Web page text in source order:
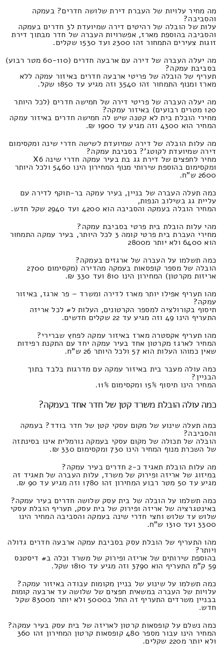
מה מחיר עלויות של העברת דירת שלושה חדרים? בעמקה
והסביבה?
עלות של הובלה של רהיטים דירה שמיועדת ל3 חדרים בעמקה
והסביבה בהוספת מארז, אפשרויות העברה של חדר מבתוך דירת
זוגות צעירים התמחור זהו 2300 ועד 1530 שקלים.
מה יעלה העברה של דירה עם ארבעה חדרים (60-110 מטר רבוע)
בסביבת עמקה?
תעריף של הובלה של פריטי ארבעה חדרים באיזור עמקה ללא
מארז ומנוף התמחור זהו 3540 וזה מגיע עד 1850 שקל.
מה יעלה העברה של פריטי דירה של חמישה חדרים (לכל היותר
120 מטרים רבועים) באיזור עמקה?
מחירי הובלת בית לא קטנה שיש לה חמישה חדרים באיזור עמקה
המחיר הוא 4300 וזה מגיע עד 1900 ₪.
מה עלות הובלה של דירה שמיועדת לשישה חדרי שינה ומקסימום
דירה שמיועדת לקוטג'? בסביבת עמקה?
מחיר לחפצים של דירת גג בת בעיר עמקה חדרי שינה X6
ומקסימום בהוספת שירותי מנוף המחירון הינו 5460 ולכל היותר
2600 ש"ח.
כמה תעלה העברה של בניין, בעיר עמקה בר-תוקף לדירה עם
עליית גג בשילוב הנפות,
המחיר הובלה בעמקה והסביבה הוא 4200 ועד 2940 שקל חדש.
מהי עלות הובלת בית פרטי בסביבת עמקה?
מחירי העברת בית פרטי קומה 3 לכל היותר, בעיר עמקה התמחור
הוא 6400 ולא יותר מ2800
כמה תשלמו על העברה של ארגזים בעמקה?
הובלה של מספר קופסאות בעמקה מהדירה (מקסימום 2700
אריזות מקרטון) המחירון הינו 810 ועד 330 ₪.
מהו תעריף אפילו יותר מארז לדירה ומשרד – פר ארגז, באיזור
עמקה?
תיסוף בקורולציה למספר הקרטונים, העלות ל# לכל אריזה
התעריף הינו 49 וזה מגיע עד 22 שקלים חדשים.
מהו תעריף אקסטרה מארז באיזור עמקה לפחץ שברירי?
המחיר לארגז מקרטון אחד בעיר עמקה יחד עם התקנת רפידות
שאין כמוהו העלות הוא 57 ולכל היותר 26 ש"ח.
כמה עולה מעבר בית באיזור עמקה עם מדרגות בלבד בתוך
הבניין?
המחיר הינו תיסוף 15% ומקסימום 11%.
כמה עולה הובלת משרד קטן של חדר אחד בעמקה?
כמה תעלה שינוע של מקום עסקי קטן של חדר בודד? בעמקה
והסביבה?
הובלה של תכולה של מקום עסקי בעמקה נורמלית אינו בסינתזה
של השכרת מנוף המחיר הינו 730 ומקסימום 330 ₪.
מה עלות הובלת תאגיד כ-2 חדרים בעיר עמקה?
במיזוג של אריזה ופירוק של משרד, עלות העברה של תאגיד זה
מגיע עד 50 מטר רבוע המחירון זהו 1780 וזה מגיע עד 90 ₪.
כמה תשלמו על הובלה של בית עסק שלושה חדרים בעיר עמקה?
באינטגרציה של אריזה ופירוק של בית עסק, תעריף הובלת עסקי
שלוש עד שלוש וחצי חדרי שינה בעמקה והסביבה המחיר הינו
3300 ועד 1310 ש"ח.
מהו התעריף של הובלת עסק בסביבת עמקה ארבעה חדרים גדולה
ויותר?
בהוספת שירותים של אריזה ופירוק של משרד וכלה ב# דיסטנס
59 ק"מ התעריף הוא 3790 וזה מגיע עד 1810 שקל.
כמה תשלמו על שינוע של בניין מקומות עבודה באיזור עמקה?
עלויות של העברה במשאית חפצים של שלושה עד ארבעה קומות
בבניין משרדים התעריף זה החל ב5000 ולא יותר מ8300 שקל
חדש.
כמה נשלם על קופסאות קרטון לאריזה של בית עסק בעיר עמקה?
המחיר הינו עבור מספר 480 קופסאות קרטון המחירון זהו 360
ולא יותר מ220 שקלים.